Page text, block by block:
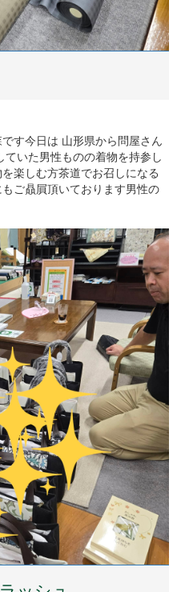
す今日は 山形県から問屋さん
いた男性ものの着物を持参し
楽しむ方茶道でお召しになる
ご贔屓頂いております男性の